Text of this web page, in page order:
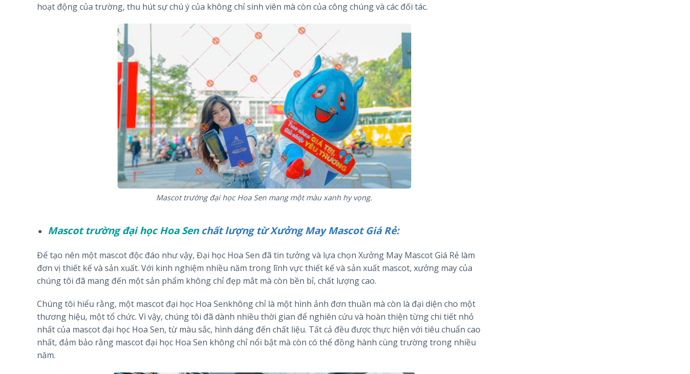
hoạt động của trường, thu hút sự chú ý của không chỉ sinh viên mà còn của công chúng và các đối tác.
Mascot trường đại học Hoa Sen mang một màu xanh hy vọng.
Mascot trường đại học Hoa Senchất lượng từ Xưởng May Mascot Giá Rẻ:
Để tạo nên một mascot độc đáo như vậy, Đại học Hoa Sen đã tin tưởng và lựa chọn Xưởng May Mascot Giá Rẻ làm
đơn vị thiết kế và sản xuất. Với kinh nghiệm nhiều năm trong lĩnh vực thiết kế và sản xuất mascot, xưởng may của
chúng tôi đã mang đến một sản phẩm không chỉ đẹp mắt mà còn bền bỉ, chất lượng cao.
Chúng tôi hiểu rằng, một mascot đại học Hoa Senkhông chỉ là một hình ảnh đơn thuần mà còn là đại diện cho một
thương hiệu, một tổ chức. Vì vậy, chúng tôi đã dành nhiều thời gian để nghiên cứu và hoàn thiện từng chi tiết nhỏ
nhất của mascot đại học Hoa Sen, từ màu sắc, hình dáng đến chất liệu. Tất cả đều được thực hiện với tiêu chuẩn cao
nhất, đảm bảo rằng mascot đại học Hoa Sen không chỉ nổi bật mà còn có thể đồng hành cùng trường trong nhiều
năm.